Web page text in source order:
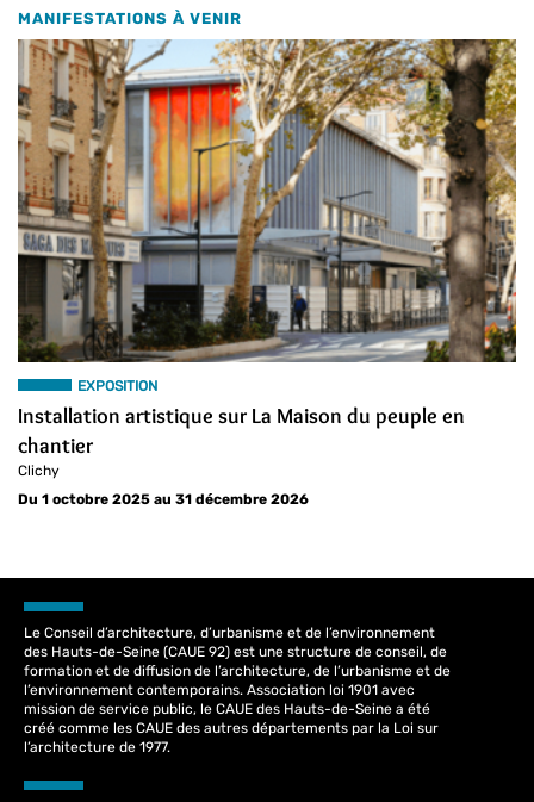
MANIFESTATIONS À VENIR
EXPOSITION
Installation artistique sur La Maison du peuple en
chantier
Clichy
Du 1 octobre 2025 au 31 décembre 2026
Le Conseil d’architecture, d’urbanisme et de l’environnement
des Hauts-de-Seine (CAUE 92) est une structure de conseil, de
formation et de diffusion de l’architecture, de l’urbanisme et de
l’environnement contemporains. Association loi 1901 avec
mission de service public, le CAUE des Hauts-de-Seine a été
créé comme les CAUE des autres départements par la Loi sur
l’architecture de 1977.